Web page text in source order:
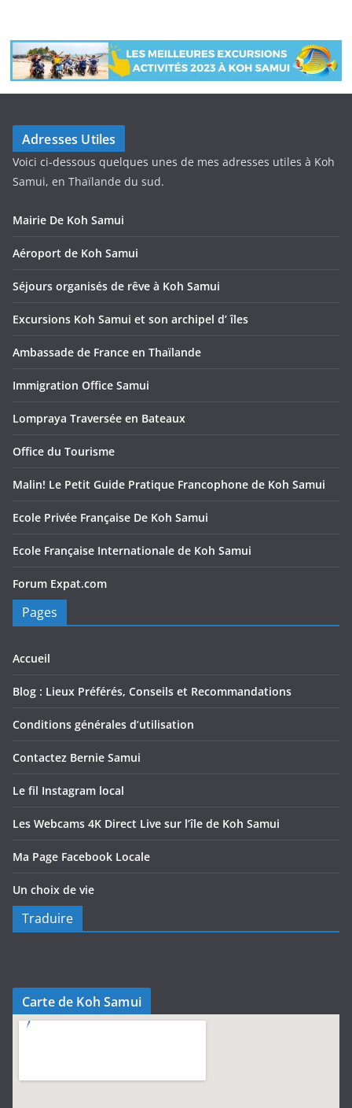
Adresses Utiles
Voici ci-dessous quelques unes de mes adresses utiles à Koh
Samui, en Thaïlande du sud.
Mairie De Koh Samui
Aéroport de Koh Samui
Séjours organisés de rêve à Koh Samui
Excursions Koh Samui et son archipel d’ îles
Ambassade de France en Thaïlande
Immigration Office Samui
Lompraya Traversée en Bateaux
Office du Tourisme
Malin! Le Petit Guide Pratique Francophone de Koh Samui
Ecole Privée Française De Koh Samui
Ecole Française Internationale de Koh Samui
Forum Expat.com
Pages
Accueil
Blog : Lieux Préférés, Conseils et Recommandations
Conditions générales d’utilisation
Contactez Bernie Samui
Le fil Instagram local
Les Webcams 4K Direct Live sur l’île de Koh Samui
Ma Page Facebook Locale
Un choix de vie
Traduire
Carte de Koh Samui